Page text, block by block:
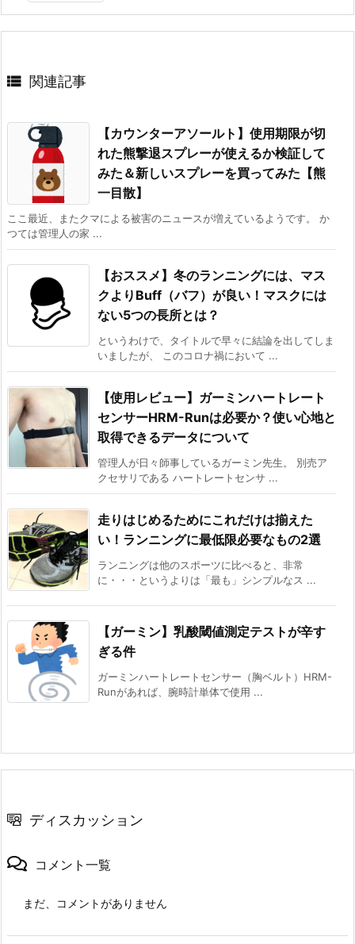
 関連記事
【カウンターアソールト】使用期限が切
れた熊撃退スプレーが使えるか検証して
みた＆新しいスプレーを買ってみた【熊
一目散】
ここ最近、またクマによる被害のニュースが増えているようです。 か
つては管理人の家 ...
【おススメ】冬のランニングには、マス
クよりBuff（バフ）が良い！マスクには
ない5つの長所とは？
というわけで、タイトルで早々に結論を出してしま
いましたが、 このコロナ禍において ...
【使用レビュー】ガーミンハートレート
センサーHRM-Runは必要か？使い心地と
取得できるデータについて
管理人が日々師事しているガーミン先生。 別売ア
クセサリである ハートレートセンサ ...
走りはじめるためにこれだけは揃えた
い！ランニングに最低限必要なもの2選
ランニングは他のスポーツに比べると、非常
に・・・というよりは「最も」シンプルなス ...
【ガーミン】乳酸閾値測定テストが辛す
ぎる件
ガーミンハートレートセンサー（胸ベルト）HRM-
Runがあれば、腕時計単体で使用 ...
ディスカッション
コメント一覧
まだ、コメントがありません